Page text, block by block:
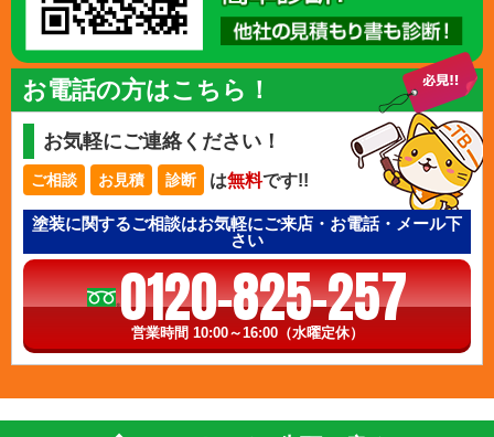
お電話の方はこちら！
お気軽にご連絡ください！
ご相談 お見積 診断 は無料です!!
塗装に関するご相談はお気軽にご来店・お電話・メール下
さい
0120-825-257
営業時間 10:00～16:00（水曜定休）